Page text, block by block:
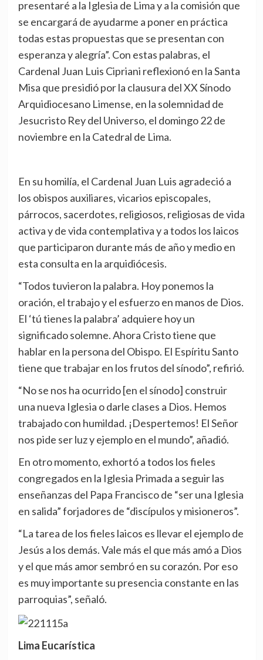
presentaré a la Iglesia de Lima y a la comisión que
se encargará de ayudarme a poner en práctica
todas estas propuestas que se presentan con
esperanza y alegría”. Con estas palabras, el
Cardenal Juan Luis Cipriani reflexionó en la Santa
Misa que presidió por la clausura del XX Sínodo
Arquidiocesano Limense, en la solemnidad de
Jesucristo Rey del Universo, el domingo 22 de
noviembre en la Catedral de Lima.
En su homilía, el Cardenal Juan Luis agradeció a
los obispos auxiliares, vicarios episcopales,
párrocos, sacerdotes, religiosos, religiosas de vida
activa y de vida contemplativa y a todos los laicos
que participaron durante más de año y medio en
esta consulta en la arquidiócesis.
“Todos tuvieron la palabra. Hoy ponemos la
oración, el trabajo y el esfuerzo en manos de Dios.
El ‘tú tienes la palabra’ adquiere hoy un
significado solemne. Ahora Cristo tiene que
hablar en la persona del Obispo. El Espíritu Santo
tiene que trabajar en los frutos del sínodo”, refirió.
“No se nos ha ocurrido [en el sínodo] construir
una nueva Iglesia o darle clases a Dios. Hemos
trabajado con humildad. ¡Despertemos! El Señor
nos pide ser luz y ejemplo en el mundo”, añadió.
En otro momento, exhortó a todos los fieles
congregados en la Iglesia Primada a seguir las
enseñanzas del Papa Francisco de “ser una Iglesia
en salida” forjadores de “discípulos y misioneros”.
“La tarea de los fieles laicos es llevar el ejemplo de
Jesús a los demás. Vale más el que más amó a Dios
y el que más amor sembró en su corazón. Por eso
es muy importante su presencia constante en las
parroquias”, señaló.
Lima Eucarística